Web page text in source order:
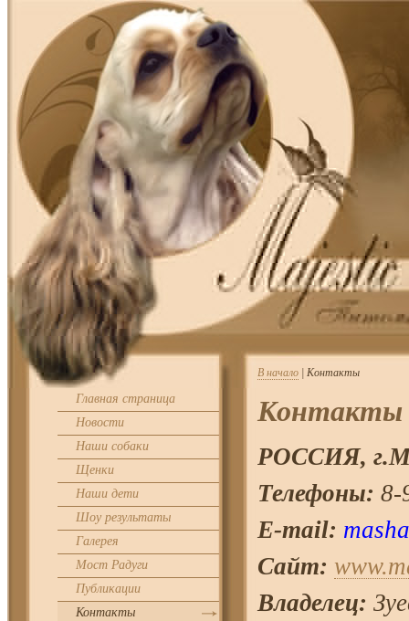
Главная страница
Новости
Наши собаки
Щенки
Наши дети
Шоу результаты
Галерея
Мост Радуги
Публикации
Контакты
В начало | Контакты
Контакты
РОССИЯ, г.
Телефоны: 8-
E-mail:
Сайт:
Владелец: